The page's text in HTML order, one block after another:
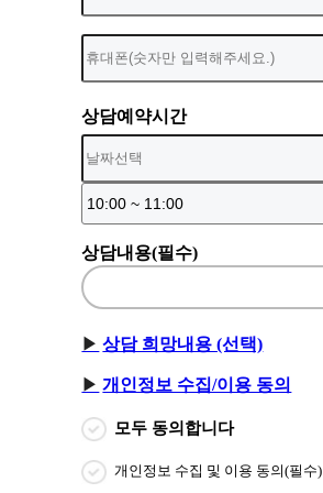
상담예약시간
상담내용(필수)
상담 희망내용 (선택)
개인정보 수집/이용 동의
모두 동의합니다
개인정보 수집 및 이용 동의(필수)